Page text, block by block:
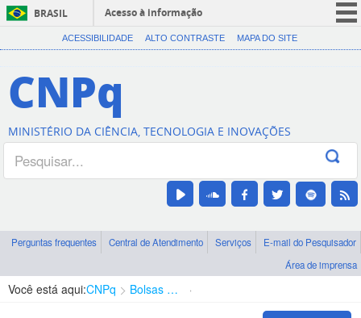
BRASIL
Acesso à informação
CORONAVÍRUS (COVID-19)
Canais
ACESSIBILIDADE ALTO CONTRASTE MAPA DO SITE
CNPq
MINISTÉRIO DA CIÊNCIA, TECNOLOGIA E INOVAÇÕES
Perguntas frequentes Central de Atendimento Serviços
E-mail do Pesquisador
Área de imprensa
Você está aqui:CNPq Bolsas e Auxílios Vigentes